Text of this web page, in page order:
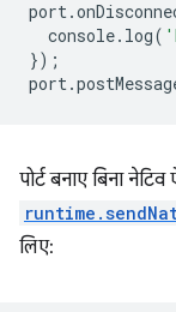
port.
console. log(
});
port.
पोर्ट बनाए बिना
लिए: